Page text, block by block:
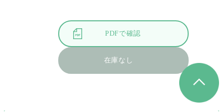
PDFで確認
在庫なし